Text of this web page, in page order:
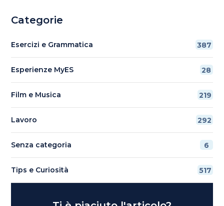
Categorie
Esercizi e Grammatica 387
Esperienze MyES 28
Film e Musica 219
Lavoro 292
Senza categoria 6
Tips e Curiosità 517